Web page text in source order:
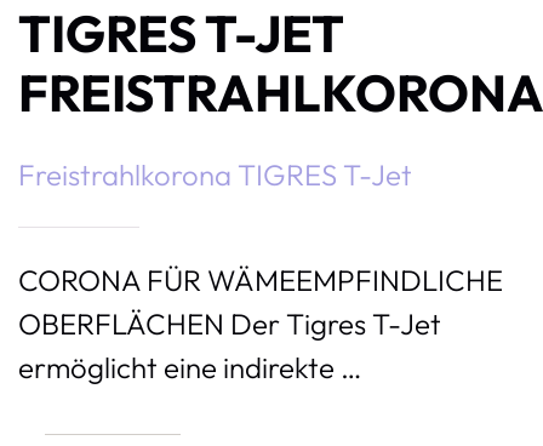
TIGRES T-JET
FREISTRAHLKORONA
Freistrahlkorona TIGRES T-Jet
CORONA FÜR WÄMEEMPFINDLICHE
OBERFLÄCHEN Der Tigres T-Jet
ermöglicht eine indirekte …